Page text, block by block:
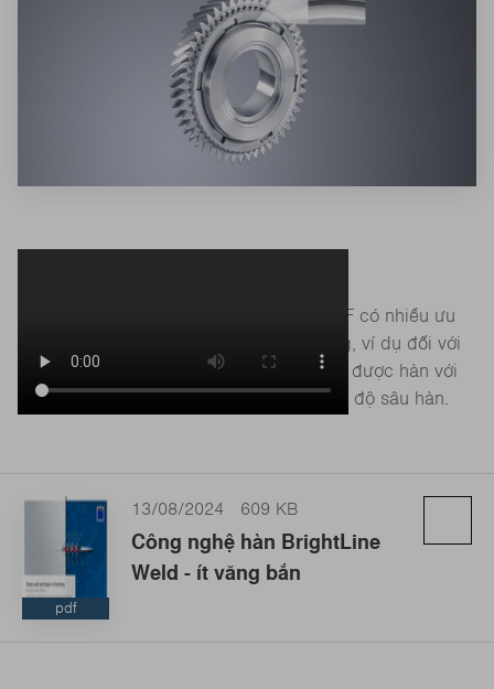
Công nghệ BrightLine Weld của TRUMPF có nhiều ưu
điểm trong lĩnh vực hệ thống truyền động, ví dụ đối với
bánh răng hàn bằng laser. Chúng có thể được hàn với
bước dẫn tiến cao hơn đáng kể với cùng độ sâu hàn.
pdf
13/08/2024 609 KB
Công nghệ hàn BrightLine
Weld - ít văng bắn